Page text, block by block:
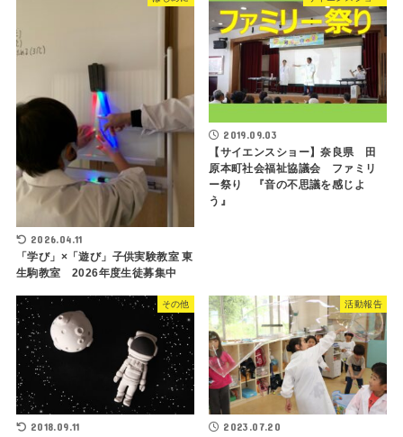
2026.04.11
「学び」×「遊び」子供実験教室 東
生駒教室 2026年度生徒募集中
2019.09.03
【サイエンスショー】奈良県 田
原本町社会福祉協議会 ファミリ
ー祭り 『音の不思議を感じよ
う』
その他
2018.09.11
活動報告
2023.07.20